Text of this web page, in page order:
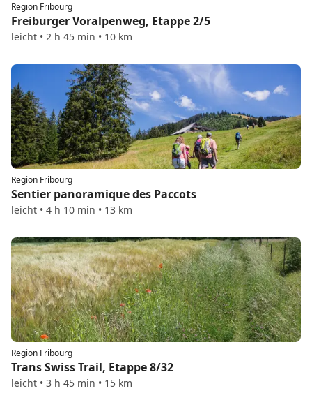
Region Fribourg
Freiburger Voralpenweg, Etappe 2/5
leicht • 2 h 45 min • 10 km
Region Fribourg
Sentier panoramique des Paccots
leicht • 4 h 10 min • 13 km
Region Fribourg
Trans Swiss Trail, Etappe 8/32
leicht • 3 h 45 min • 15 km